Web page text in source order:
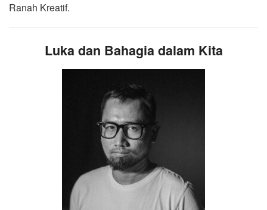
Ranah Kreatif.
Lukadan Bahagiadalam Kita